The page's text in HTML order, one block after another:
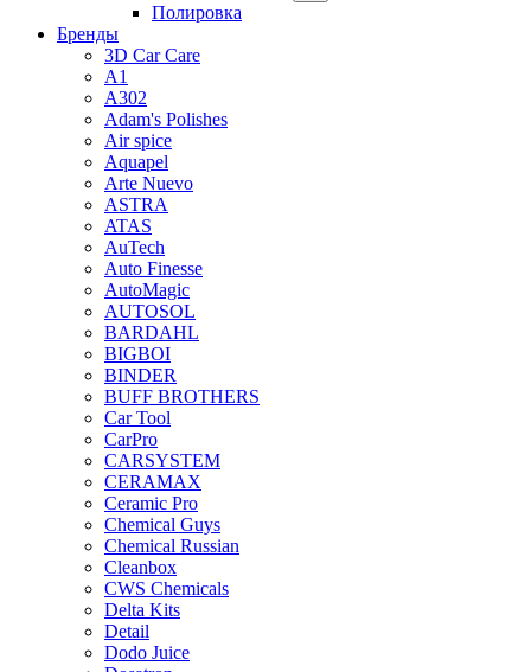
Полировка
Бренды
3D Car Care
A1
A302
Adam's Polishes
Air spice
Aquapel
Arte Nuevo
ASTRA
ATAS
AuTech
Auto Finesse
AutoMagic
AUTOSOL
BARDAHL
BIGBOI
BINDER
BUFF BROTHERS
Car Tool
CarPro
CARSYSTEM
CERAMAX
Ceramic Pro
Chemical Guys
Chemical Russian
Cleanbox
CWS Chemicals
Delta Kits
Detail
Dodo Juice